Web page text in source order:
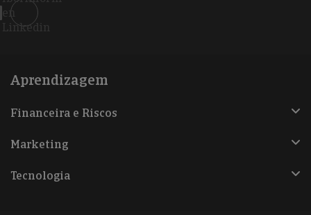
en
Linkedin
Aprendizagem
Financeira e Riscos
Marketing
Tecnologia